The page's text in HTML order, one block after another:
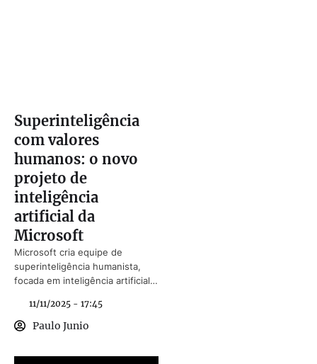
Superinteligência
com valores
humanos: o novo
projeto de
inteligência
artificial da
Microsoft
Microsoft cria equipe de
superinteligência humanista,
focada em inteligência artificial
11/11/2025 - 17:45
Paulo Junio